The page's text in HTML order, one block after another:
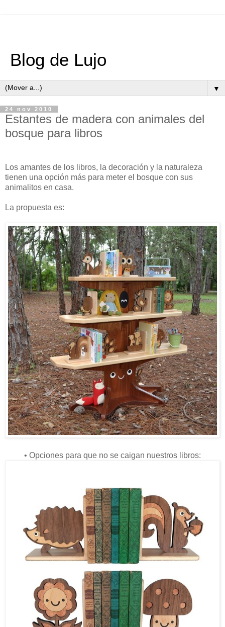
Blog de Lujo
▼
24 nov 2010
Estantes de madera con animales del
bosque para libros
Los amantes de los libros, la decoración y la naturaleza
tienen una opción más para meter el bosque con sus
animalitos en casa.
La propuesta es:
• Opciones para que no se caigan nuestros libros: